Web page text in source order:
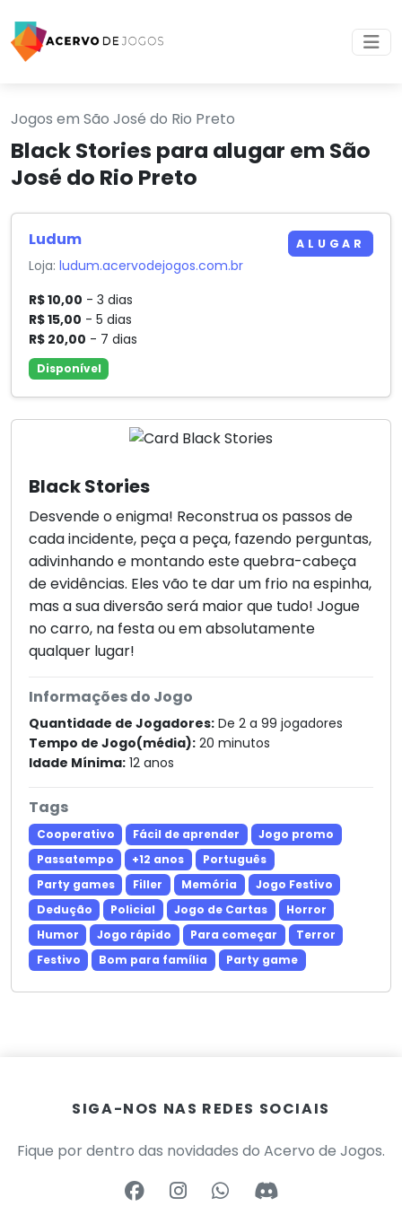
Jogos em São José do Rio Preto
Black Stories para alugar em São
José do Rio Preto
Black Stories
Desvende o enigma! Reconstrua os passos de
cada incidente, peça a peça, fazendo perguntas,
adivinhando e montando este quebra-cabeça
de evidências. Eles vão te dar um frio na espinha,
mas a sua diversão será maior que tudo! Jogue
no carro, na festa ou em absolutamente
qualquer lugar!
Informações do Jogo
Quantidade de Jogadores: De 2 a 99 jogadores
Tempo de Jogo(média): 20 minutos
Idade Mínima: 12 anos
Tags
Cooperativo Fácil de aprender
Jogo promo
Passatempo
+12 anos
Português
Party games
Filler Memória
Jogo Festivo
Dedução
Policial Jogo de Cartas
Horror
Humor
Jogo rápido Para começar
Terror
Festivo
Bom para família Party game
Ludum
Loja:ludum.acervodejogos.com.br
R$ 10,00 - 3 dias
R$ 15,00 - 5 dias
R$ 20,00 - 7 dias
Disponível
ALUGAR
SIGA-NOS NAS REDES SOCIAIS
Fique por dentro das novidades do Acervo de Jogos.